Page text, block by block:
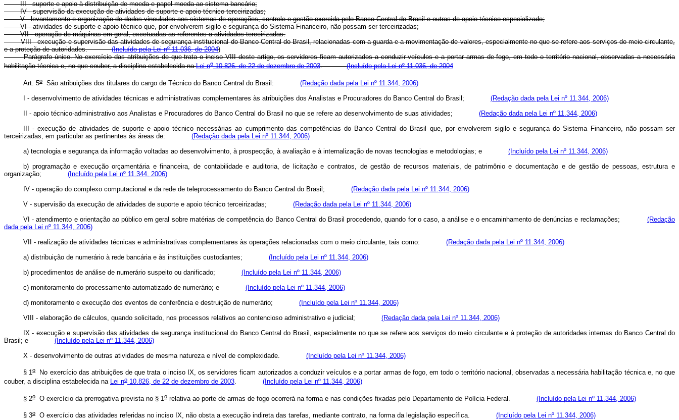
III - suporte e apoio à distribuição de moeda e papel-moeda ao sistema bancário;
IV - supervisão da execução de atividades de suporte e apoio técnico terceirizadas;
V - levantamento e organização de dados vinculados aos sistemas de operações, controle e gestão exercida pelo Banco Central do Brasil e outras de apoio técnico especializado;
VI - atividades de suporte e apoio técnico que, por envolverem sigilo e segurança do Sistema Financeiro, não possam ser terceirizadas;
VII - operação de máquinas em geral, excetuadas as referentes a atividades terceirizadas.
VIII - execução e supervisão das atividades de segurança institucional do Banco Central do Brasil, relacionadas com a guarda e a movimentação de valores, especialmente no que se refere aos serviços do meio circulante,
e a proteção de autoridades.(Incluído pela Lei nº 11.036, de 2004)
Parágrafo único. No exercício das atribuições de que trata o inciso VIII deste artigo, os servidores ficam autorizados a conduzir veículos e a portar armas de fogo, em todo o território nacional, observadas a necessária
habilitação técnica e, no que couber, a disciplina estabelecida naLei no10.826, de 22 de dezembro de 2003.(Incluído pela Lei nº 11.036, de 2004
Art. 5o São atribuições dos titulares do cargo de Técnico do Banco Central do Brasil: (Redação dada pela Lei nº 11.344, 2006)
I - desenvolvimento de atividades técnicas e administrativas complementares às atribuições dos Analistas e Procuradores do Banco Central do Brasil; (Redação dada pela Lei nº 11.344, 2006)
II - apoio técnico-administrativo aos Analistas e Procuradores do Banco Central do Brasil no que se refere ao desenvolvimento de suas atividades; (Redação dada pela Lei nº 11.344, 2006)
III - execução de atividades de suporte e apoio técnico necessárias ao cumprimento das competências do Banco Central do Brasil que, por envolverem sigilo e segurança do Sistema Financeiro, não possam ser
terceirizadas, em particular as pertinentes às áreas de: (Redação dada pela Lei nº 11.344, 2006)
a) tecnologia e segurança da informação voltadas ao desenvolvimento, à prospecção, à avaliação e à internalização de novas tecnologias e metodologias; e (Incluído pela Lei nº 11.344, 2006)
b) programação e execução orçamentária e financeira, de contabilidade e auditoria, de licitação e contratos, de gestão de recursos materiais, de patrimônio e documentação e de gestão de pessoas, estrutura e
organização; (Incluído pela Lei nº 11.344, 2006)
IV - operação do complexo computacional e da rede de teleprocessamento do Banco Central do Brasil; (Redação dada pela Lei nº 11.344, 2006)
V - supervisão da execução de atividades de suporte e apoio técnico terceirizadas; (Redação dada pela Lei nº 11.344, 2006)
VI - atendimento e orientação ao público em geral sobre matérias de competência do Banco Central do Brasil procedendo, quando for o caso, a análise e o encaminhamento de denúncias e reclamações; (Redação
dada pela Lei nº 11.344, 2006)
VII - realização de atividades técnicas e administrativas complementares às operações relacionadas com o meio circulante, tais como: (Redação dada pela Lei nº 11.344, 2006)
a) distribuição de numerário à rede bancária e às instituições custodiantes; (Incluído pela Lei nº 11.344, 2006)
b) procedimentos de análise de numerário suspeito ou danificado; (Incluído pela Lei nº 11.344, 2006)
c) monitoramento do processamento automatizado de numerário; e (Incluído pela Lei nº 11.344, 2006)
d) monitoramento e execução dos eventos de conferência e destruição de numerário; (Incluído pela Lei nº 11.344, 2006)
VIII - elaboração de cálculos, quando solicitado, nos processos relativos ao contencioso administrativo e judicial; (Redação dada pela Lei nº 11.344, 2006)
IX - execução e supervisão das atividades de segurança institucional do Banco Central do Brasil, especialmente no que se refere aos serviços do meio circulante e à proteção de autoridades internas do Banco Central do
Brasil; e (Incluído pela Lei nº 11.344, 2006)
X - desenvolvimento de outras atividades de mesma natureza e nível de complexidade. (Incluído pela Lei nº 11.344, 2006)
§ 1oNo exercício das atribuições de que trata o inciso IX, os servidores ficam autorizados a conduzir veículos e a portar armas de fogo, em todo o território nacional, observadas a necessária habilitação técnica e, no que
couber, a disciplina estabelecida na Lei no 10.826, de 22 de dezembro de 2003. (Incluído pela Lei nº 11.344, 2006)
§ 2o O exercício da prerrogativa prevista no § 1o relativa ao porte de armas de fogo ocorrerá na forma e nas condições fixadas pelo Departamento de Polícia Federal. (Incluído pela Lei nº 11.344, 2006)
§ 3o O exercício das atividades referidas no inciso IX, não obsta a execução indireta das tarefas, mediante contrato, na forma da legislação específica. (Incluído pela Lei nº 11.344, 2006)